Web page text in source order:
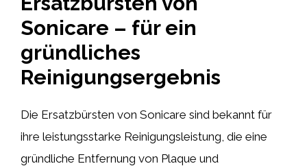
Sonicare – für ein
gründliches
Reinigungsergebnis
Die Ersatzbürsten von Sonicare sind bekannt für
ihre leistungsstarke Reinigungsleistung, die eine
gründliche Entfernung von Plaque und